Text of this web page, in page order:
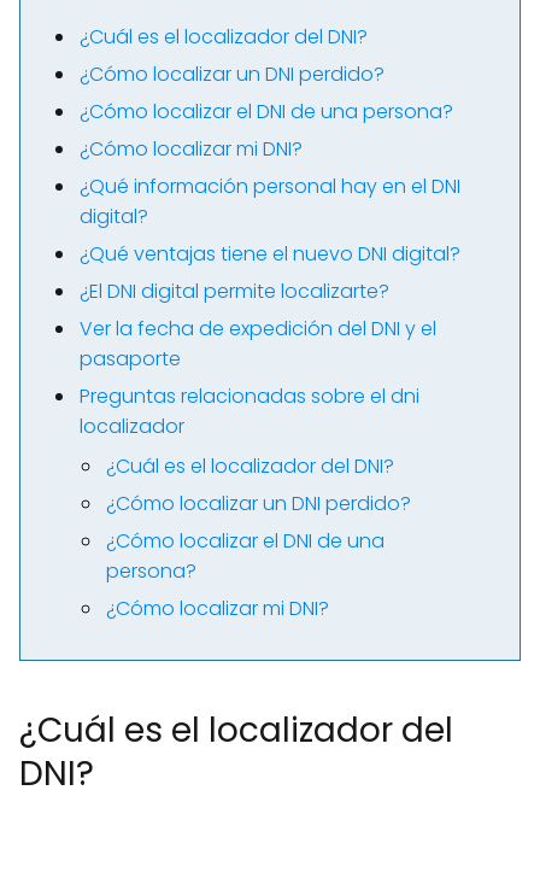
¿Cuál es el localizador del DNI?
¿Cómo localizar un DNI perdido?
¿Cómo localizar el DNI de una persona?
¿Cómo localizar mi DNI?
¿Qué información personal hay en el DNI
digital?
¿Qué ventajas tiene el nuevo DNI digital?
¿El DNI digital permite localizarte?
Ver la fecha de expedición del DNI y el
pasaporte
Preguntas relacionadas sobre el dni
localizador
¿Cuál es el localizador del DNI?
¿Cómo localizar un DNI perdido?
¿Cómo localizar el DNI de una
persona?
¿Cómo localizar mi DNI?
¿Cuál es el localizador del
DNI?